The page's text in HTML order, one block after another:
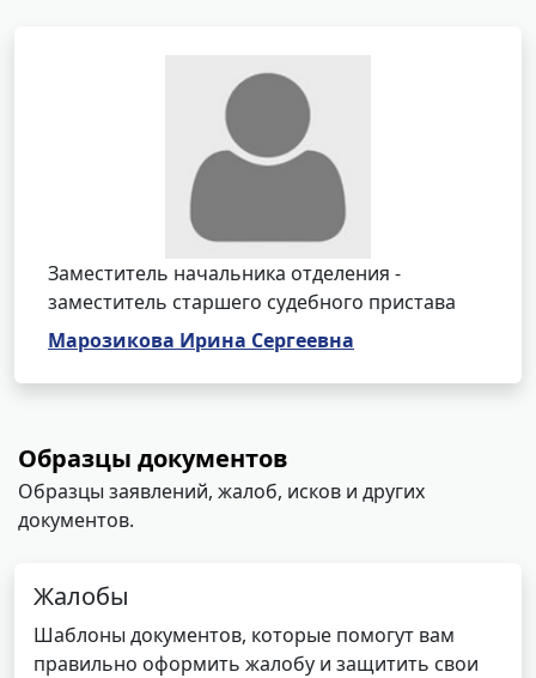
Заместитель начальника отделения -
заместитель старшего судебного пристава
Марозикова Ирина Сергеевна
Образцы документов
Образцы заявлений, жалоб, исков и других
документов.
Жалобы
Шаблоны документов, которые помогут вам
правильно оформить жалобу и защитить свои